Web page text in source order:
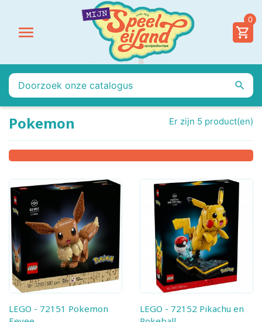

0

Pokemon Er zijn 5 product(en)
LEGO - 72151 Pokemon
LEGO - 72152 Pikachu en